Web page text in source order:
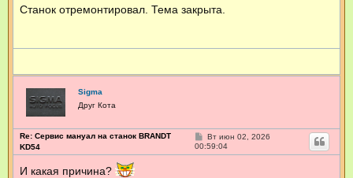
щ
е
Станок отремонтировал. Тема закрыта.
Sigma
Друг Кота
Re: Сервис мануал на станок BRANDT
KD54
С
о
о
Вт июн 02, 2026
00:59:04
И какая причина?